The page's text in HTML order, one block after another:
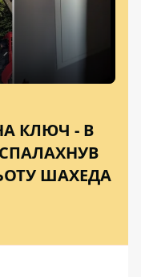
КЛЮЧ - В
ШАХЕДА